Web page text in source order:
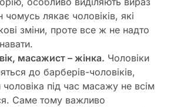
чомусь лякає чоловіків, які
зміни, проте все ж не надто
масажист – жінка. Чоловіки
до барберів-чоловіків,
чоловіка під час масажу не всім
Саме тому важливо